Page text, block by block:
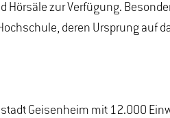
Hörsäle zur Verfügung.
deren Ursprung auf
Geisenheim mit 12.000